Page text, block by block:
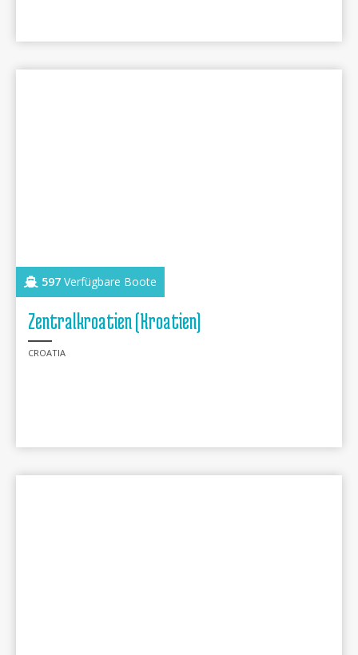
597 Verfügbare Boote
Zentralkroatien (Kroatien)
CROATIA